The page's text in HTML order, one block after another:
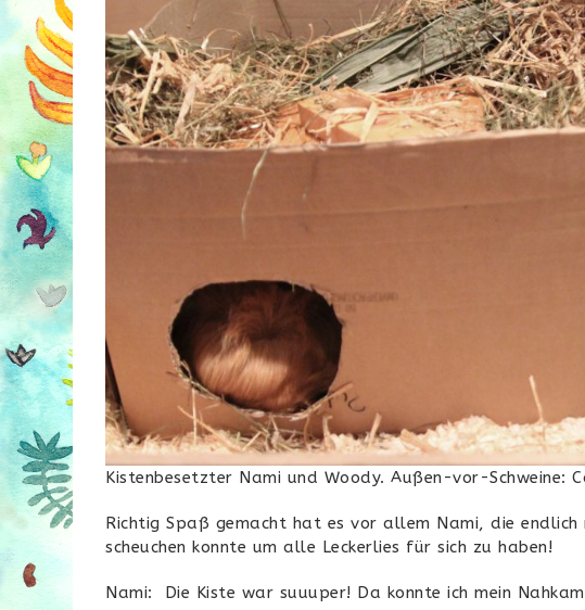
Kistenbesetzter Nami und Woody. Außen-vor-Schweine:
Richtig Spaß gemacht hat es vor allem Nami, die
scheuchen konnte um alle Leckerlies für sich zu haben!
Nami: Die Kiste war suuuper! Da konnte ich mein